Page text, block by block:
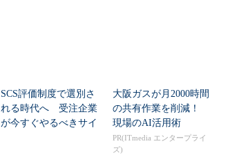
SCS評価制度で選別さ
れる時代へ 受注企業
が今すぐやるべきサイ
大阪ガスが月2000時間
の共有作業を削減！
現場のAI活用術
PR(ITmedia エンタープライ
ズ)